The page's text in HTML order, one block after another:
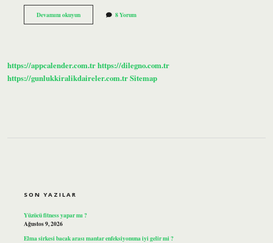
Devamını okuyunYusufun
Karısı
8 Yorum
https://appcalender.com.trhttps://dilegno.com.tr
https://gunlukkiralikdaireler.com.trSitemap
SON YAZILAR
Yüzücü fitness yapar mı ?
Ağustos 9, 2026
Elma sirkesi bacak arası mantar enfeksiyonuna iyi gelir mi ?